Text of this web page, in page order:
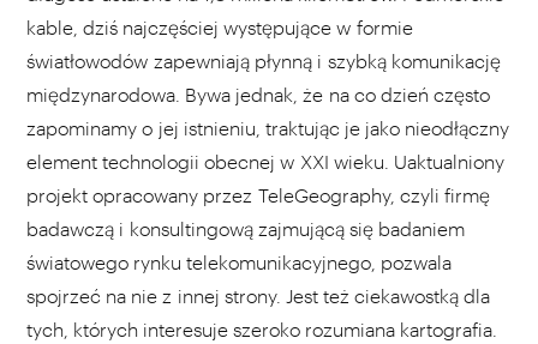
kable, dziś najczęściej występujące w formie
światłowodów zapewniają płynną i szybką komunikację
międzynarodowa. Bywa jednak, że na co dzień często
zapominamy o jej istnieniu, traktując je jako nieodłączny
element technologii obecnej w XXI wieku. Uaktualniony
projekt opracowany przez TeleGeography, czyli firmę
badawczą i konsultingową zajmującą się badaniem
światowego rynku telekomunikacyjnego, pozwala
spojrzeć na nie z innej strony. Jest też ciekawostką dla
tych, których interesuje szeroko rozumiana kartografia.